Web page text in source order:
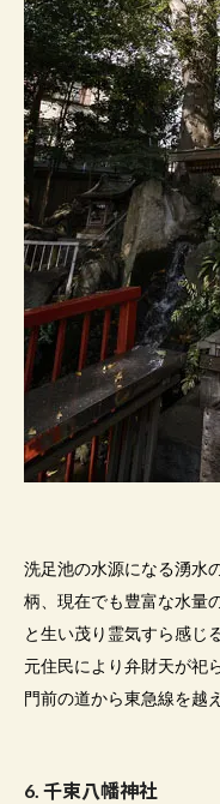
洗足池の水源になる湧水
柄、現在でも豊富な水量
と生い茂り霊気すら感じ
元住民により弁財天が祀
門前の道から東急線を越
6. 千束八幡神社